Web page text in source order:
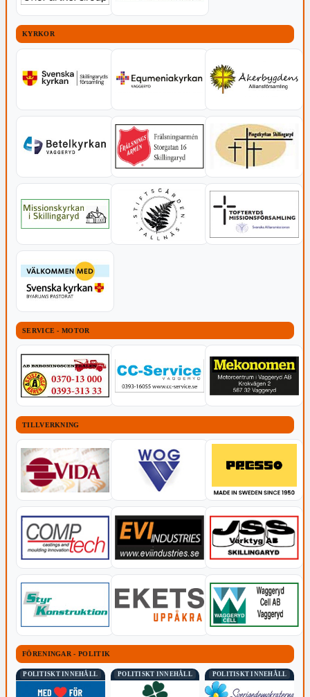
KYRKOR
SERVICE - MOTOR
TILLVERKNING
FÖRENINGAR - POLITIK
POLITISKT INNEHÅLL POLITISKT INNEHÅLL POLITISKT INNEHÅLL